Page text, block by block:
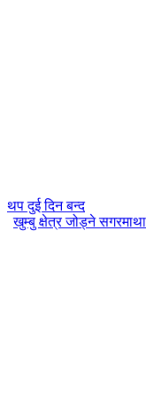
थप दुई दिन बन्द
खुम्बु क्षेत्र जोड्ने